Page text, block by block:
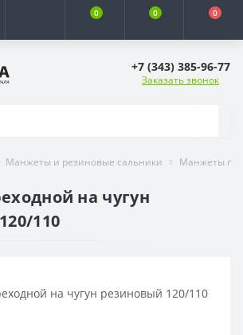
0 0 0
+7 (343) 385-96-77
Заказать звонок
Манжеты и резиновые сальники Манжеты
на чугун
110